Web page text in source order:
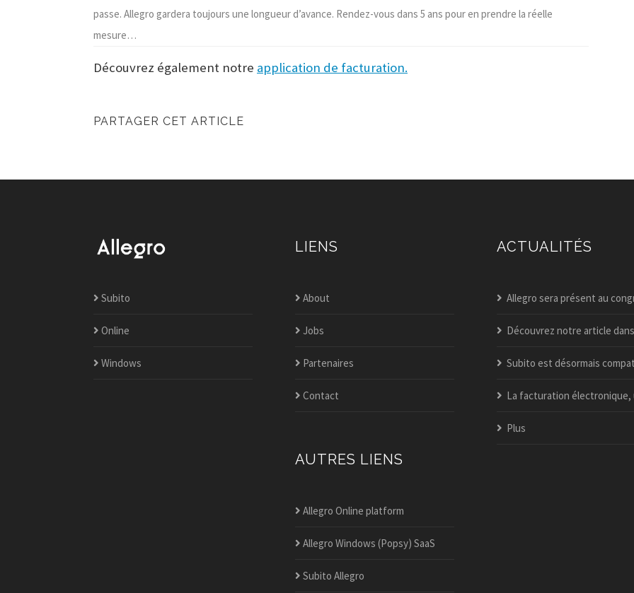
passe. Allegro gardera toujours une longueur d’avance. Rendez-vous dans 5 ans pour en prendre la réelle
mesure…
Découvrez également notre application de facturation.
PARTAGER CET ARTICLE
Subito
Online
Windows
LIENS
About
Jobs
Partenaires
Contact
AUTRES LIENS
Allegro Online platform
Allegro Windows (Popsy) SaaS
Subito Allegro
ACTUALITÉS
Allegro sera présent au congrès itaa
Découvrez notre article dans l’édition spéciale business guide
Subito est désormais compatible peppol – activez-le dès
La facturation électronique, une nouveauté dans allegro
Plus